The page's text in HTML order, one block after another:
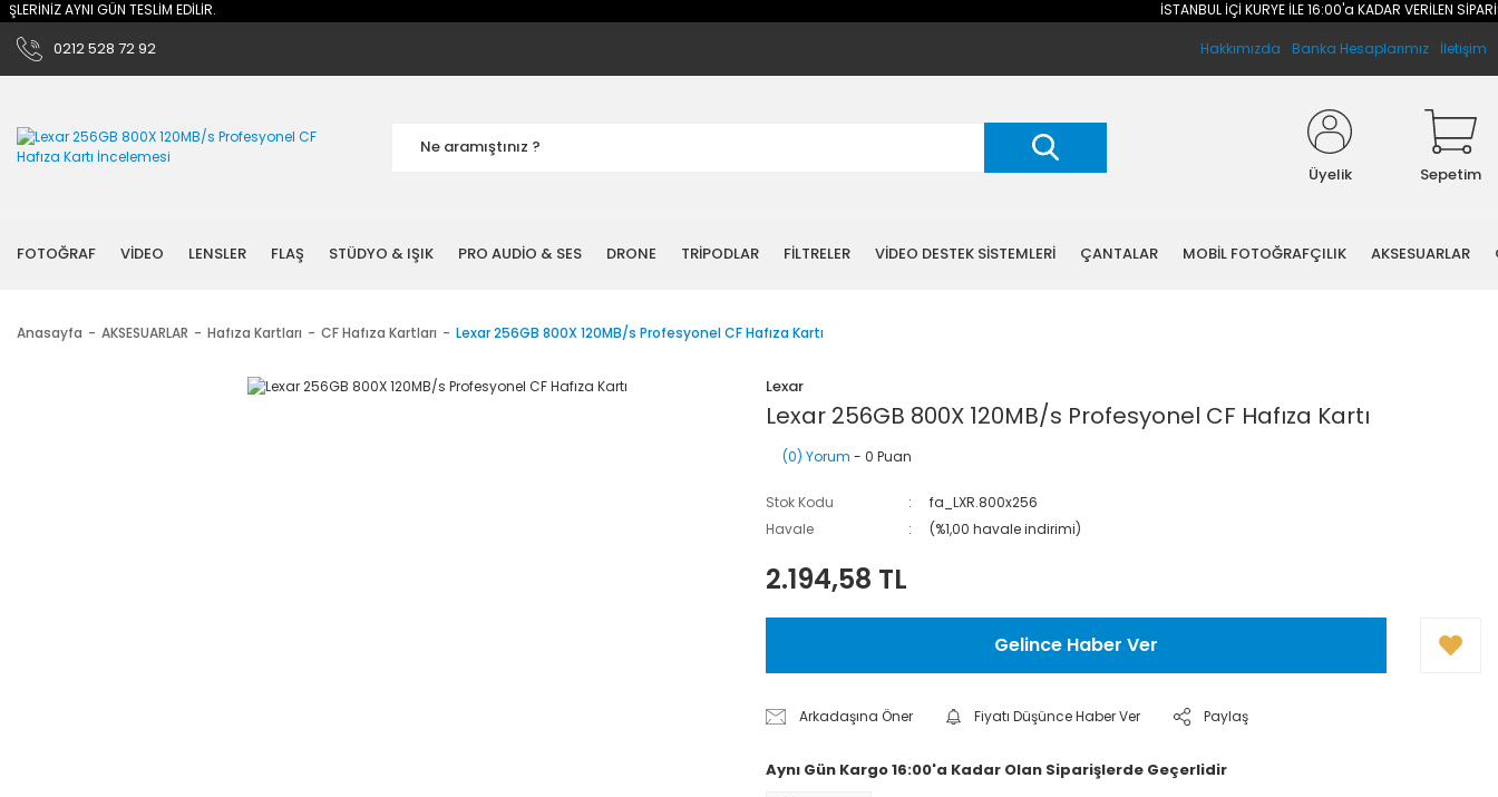
AYNI GÜN TESLİM EDİLİR. İSTANBUL İÇİ KURYE İLE 16:00'a KADAR VERİLEN
0212 528 72 92 Hakkımızda Banka Hesaplarımız İletişim
Üyelik Sepetim
FOTOĞRAF VİDEO LENSLER FLAŞ STÜDYO & IŞIK PRO AUDİO & SES DRONE TRİPODLAR FİLTRELER VİDEO DESTEK SİSTEMLERİ ÇANTALAR MOBİL FOTOĞRAFÇILIK AKSESUARLAR
Anasayfa AKSESUARLAR Hafıza Kartları CF Hafıza Kartları Lexar 256GB 800X 120MB/s Profesyonel CF Hafıza Kartı
Lexar
Lexar 256GB 800X 120MB/s Profesyonel CF Hafıza Kartı
(0) Yorum - 0 Puan
Stok Kodu
fa_LXR.800x256
Havale
(%1,00 havale indirimi)
2.194,58 TL
Gelince Haber Ver
Arkadaşına Öner Fiyatı Düşünce Haber Ver Paylaş
Aynı Gün Kargo 16:00'a Kadar Olan Siparişlerde Geçerlidir